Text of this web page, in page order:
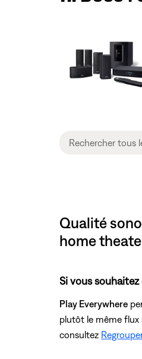
Qualité
home
Si vous
Play Everywhere
plutôt le même flux
consultez